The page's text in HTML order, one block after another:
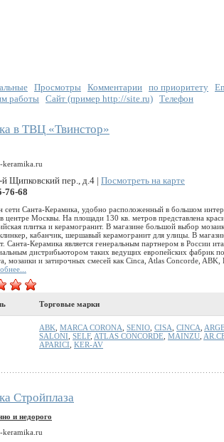
Просмотры Комментарии по приоритету
работы Сайт (пример http://site.ru) Телефон
в ТВЦ «Твинстор»
keramika.ru
Щипковский пер., д.4 | Посмотреть на карте
76-68
сети Санта-Керамика, удобно расположенный в большом
Москвы. На площади 130 кв. метров представлена
плитка и керамогранит. В магазине большой выбор
кабанчик, шершавый керамогранит для улицы. В
Санта-Керамика является генеральным партнером в России
дистрибьютором таких ведущих европейских фабрик
мозаики и затирочных смесей как Cinca, Atlas Concorde, ABK,
Торговые марки
ABK MARCA CORONA SENIO CISA CINCA
SALONI SELF, ATLAS CONCORDE MAINZU
APARICI KER-AV
Стройплаза
и недорого
keramika.ru